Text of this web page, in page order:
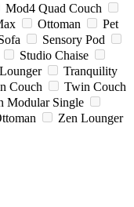
Mod4 Quad Couch
Ottoman
Pet
Sensory Pod
Studio Chaise
Tranquility
Couch
Twin Couch
Modular Single
Zen Lounger